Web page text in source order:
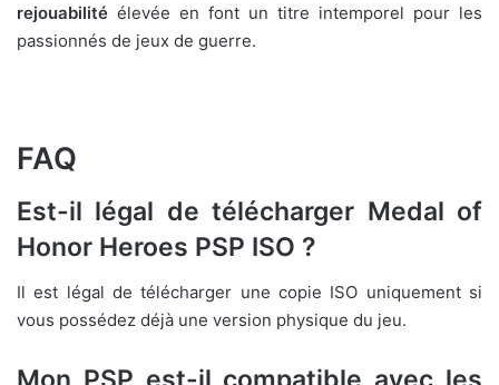
rejouabilité élevée en font un titre intemporel pour les
passionnés de jeux de guerre.
FAQ
Est-il légal de télécharger Medal of
Honor Heroes PSP ISO ?
Il est légal de télécharger une copie ISO uniquement si
vous possédez déjà une version physique du jeu.